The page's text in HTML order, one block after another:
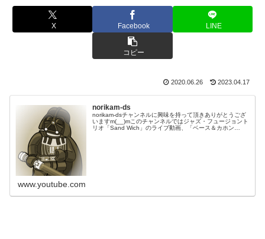
X Facebook LINE
コピー
2020.06.26 2023.04.17
norikam-ds
norikam-dsチャンネルに興味を持って頂きありがとうござ
いますm(__)mこのチャンネルではジャズ・フュージョント
リオ「Sand Wich」のライブ動画、「ベース＆カホン
www.youtube.com